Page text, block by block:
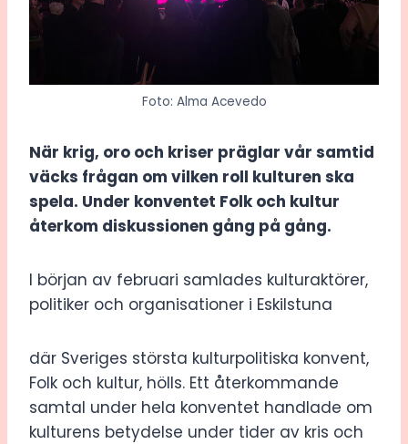
Foto: Alma Acevedo
När krig, oro och kriser präglar vår samtid
väcks frågan om vilken roll kulturen ska
spela. Under konventet Folk och kultur
återkom diskussionen gång på gång.
I början av februari samlades kulturaktörer,
politiker och organisationer i Eskilstuna
där Sveriges största kulturpolitiska konvent,
Folk och kultur, hölls. Ett återkommande
samtal under hela konventet handlade om
kulturens betydelse under tider av kris och